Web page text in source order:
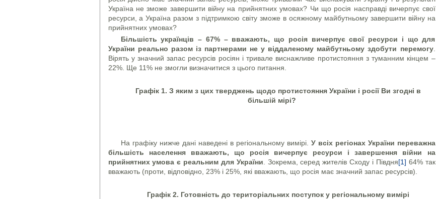
Україна не зможе завершити війну на прийнятних умовах? Чи що росія насправді вичерпує свої
ресурси, а Україна разом з підтримкою світу зможе в осяжному майбутньому завершити війну на
прийнятних умовах?
Більшість українців – 67% – вважають, що росія вичерпує свої ресурси і що для
України реально разом із партнерами не у віддаленому майбутньому здобути перемогу.
Вірять у значний запас ресурсів росіян і тривале виснажливе протистояння з туманним кінцем –
22%. Ще 11% не змогли визначитися з цього питання.
Графік 1. З яким з цих тверджень щодо протистояння України і росії Ви згодні в
більшій мірі?
На графіку нижче дані наведені в регіональному вимірі. У всіх регіонах України переважна
більшість населення вважають, що росія вичерпує ресурси і завершення війни на
прийнятних умова є реальним для України . Зокрема, серед жителів Сходу і Півдня[1] 64% так
вважають (проти, відповідно, 23% і 25%, які вважають, що росія має значний запас ресурсів).
Графік 2. Готовність до територіальних поступок у регіональному вимірі